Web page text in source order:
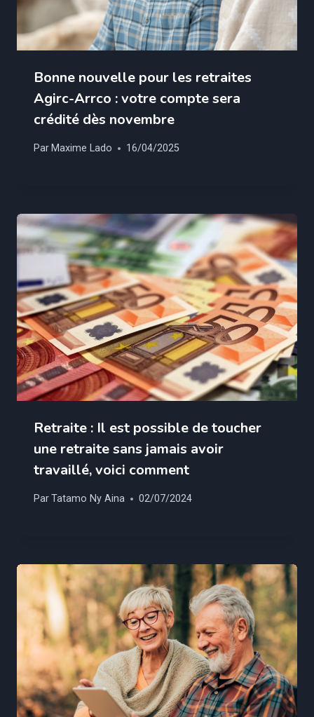
Bonne nouvelle pour les retraites
Agirc-Arrco : votre compte sera
crédité dès novembre
Par Maxime Lado 16/04/2025
Retraite : Il est possible de toucher
une retraite sans jamais avoir
travaillé, voici comment
ParTatamo Ny Aina 02/07/2024